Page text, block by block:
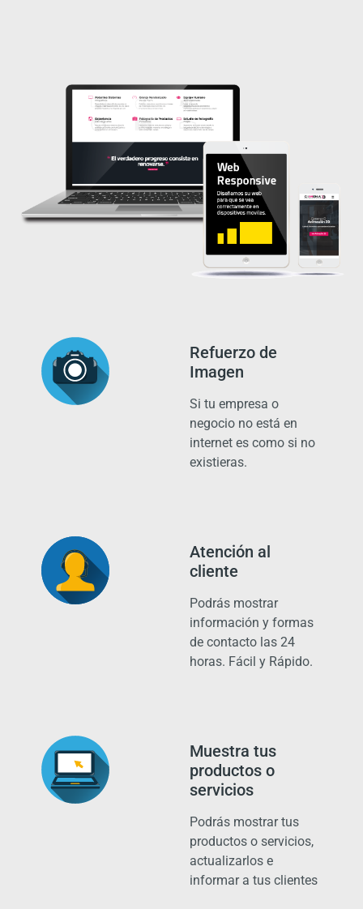
Refuerzo de
Imagen
Si tu empresa o
negocio no está en
internet es como si no
existieras.
Atención al
cliente
Podrás mostrar
información y formas
de contacto las 24
horas. Fácil y Rápido.
Muestra tus
productos o
servicios
Podrás mostrar tus
productos o servicios,
actualizarlos e
informar a tus clientes